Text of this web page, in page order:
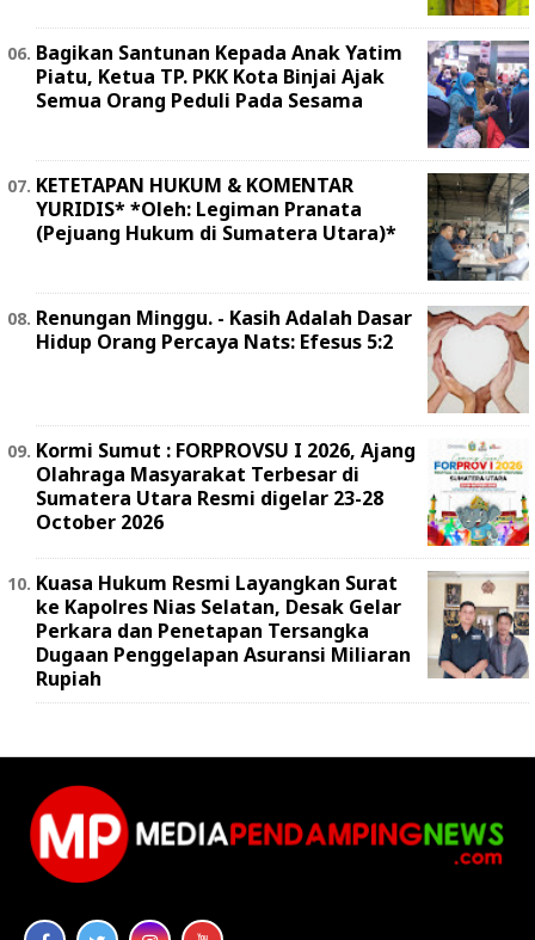
Bagikan Santunan Kepada Anak Yatim
Piatu, Ketua TP. PKK Kota Binjai Ajak
Semua Orang Peduli Pada Sesama
KETETAPAN HUKUM & KOMENTAR
YURIDIS* *Oleh: Legiman Pranata
(Pejuang Hukum di Sumatera Utara)*
Renungan Minggu. - Kasih Adalah Dasar
Hidup Orang Percaya Nats: Efesus 5:2
Kormi Sumut : FORPROVSU I 2026, Ajang
Olahraga Masyarakat Terbesar di
Sumatera Utara Resmi digelar 23-28
October 2026
Kuasa Hukum Resmi Layangkan Surat
ke Kapolres Nias Selatan, Desak Gelar
Perkara dan Penetapan Tersangka
Dugaan Penggelapan Asuransi Miliaran
Rupiah